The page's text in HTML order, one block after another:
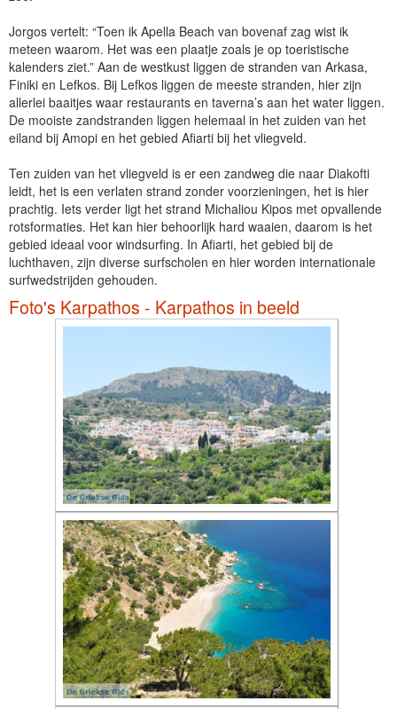
Jorgos vertelt: “Toen ik Apella Beach van bovenaf zag wist ik
meteen waarom. Het was een plaatje zoals je op toeristische
kalenders ziet.” Aan de westkust liggen de stranden van Arkasa,
Finiki en Lefkos. Bij Lefkos liggen de meeste stranden, hier zijn
allerlei baaitjes waar restaurants en taverna’s aan het water liggen.
De mooiste zandstranden liggen helemaal in het zuiden van het
eiland bij Amopi en het gebied Afiarti bij het vliegveld.
Ten zuiden van het vliegveld is er een zandweg die naar Diakofti
leidt, het is een verlaten strand zonder voorzieningen, het is hier
prachtig. Iets verder ligt het strand Michaliou Kipos met opvallende
rotsformaties. Het kan hier behoorlijk hard waaien, daarom is het
gebied ideaal voor windsurfing. In Afiarti, het gebied bij de
luchthaven, zijn diverse surfscholen en hier worden internationale
surfwedstrijden gehouden.
Foto's Karpathos - Karpathos in beeld